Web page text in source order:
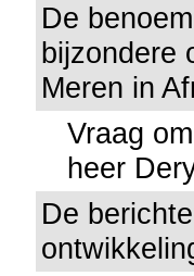
De
bijzondere
Meren in
Vraag
heer
De